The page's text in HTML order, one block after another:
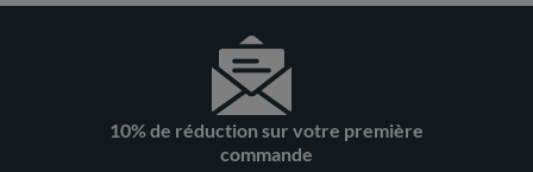
10% de réduction sur votre première
commande